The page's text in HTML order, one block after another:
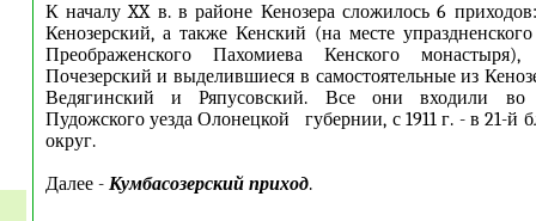
К началу XX в. в районе Кенозера сложилось 6
Кенозерский, а также Кенский (на месте
Преображенского Пахомиева Кенского монастыря),
Почезерский и выделившиеся в самостоятельные из
Ведягинский и Ряпусовский. Все они входили во
Пудожского уезда Олонецкой губернии, с 1911 г. - в 21-й
округ.
Далее - Кумбасозерский приход.